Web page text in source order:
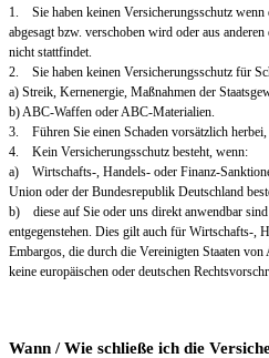
1. Sie haben keinen Versicherungsschutz wenn
abgesagt bzw. verschoben wird oder aus
nicht stattfindet.
2. Sie haben keinen Versicherungsschutz für
a) Streik, Kernenergie, Maßnahmen der
b) ABC-Waffen oder ABC-Materialien.
3. Führen Sie einen Schaden vorsätzlich herbei,
4. Kein Versicherungsschutz besteht, wenn:
a) Wirtschafts-, Handels- oder Finanz-
Union oder der Bundesrepublik Deutschland
b) diese auf Sie oder uns direkt anwendbar
entgegenstehen. Dies gilt auch für Wirtschafts-,
Embargos, die durch die Vereinigten Staaten
keine europäischen oder deutschen
Wann / Wie schließe ich die